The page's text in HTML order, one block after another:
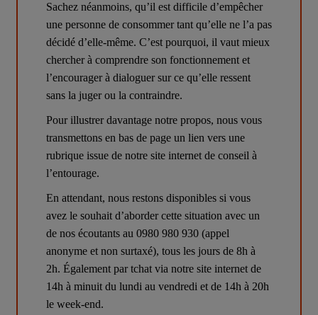
Sachez néanmoins, qu’il est difficile d’empêcher
une personne de consommer tant qu’elle ne l’a pas
décidé d’elle-même. C’est pourquoi, il vaut mieux
chercher à comprendre son fonctionnement et
l’encourager à dialoguer sur ce qu’elle ressent
sans la juger ou la contraindre.
Pour illustrer davantage notre propos, nous vous
transmettons en bas de page un lien vers une
rubrique issue de notre site internet de conseil à
l’entourage.
En attendant, nous restons disponibles si vous
avez le souhait d’aborder cette situation avec un
de nos écoutants au 0980 980 930 (appel
anonyme et non surtaxé), tous les jours de 8h à
2h. Également par tchat via notre site internet de
14h à minuit du lundi au vendredi et de 14h à 20h
le week-end.